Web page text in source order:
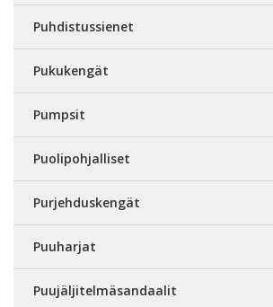
Puhdistussienet
Pukukengät
Pumpsit
Puolipohjalliset
Purjehduskengät
Puuharjat
Puujäljitelmäsandaalit